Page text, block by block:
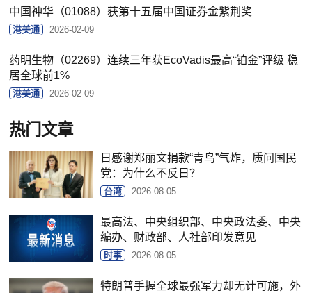
中国神华（01088）获第十五届中国证券金紫荆奖
港美通 2026-02-09
药明生物（02269）连续三年获EcoVadis最高“铂金”评级 稳
居全球前1%
港美通 2026-02-09
热门文章
日感谢郑丽文捐款“青鸟”气炸，质问国民
党：为什么不反日？
台湾 2026-08-05
最高法、中央组织部、中央政法委、中央
编办、财政部、人社部印发意见
时事 2026-08-05
特朗普手握全球最强军力却无计可施，外